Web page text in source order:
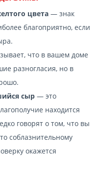
цвета — знак
благоприятно, если
что в вашем доме
разногласия, но в
сыр — это
находится
говорят о том, что вы
соблазнительному
окажется